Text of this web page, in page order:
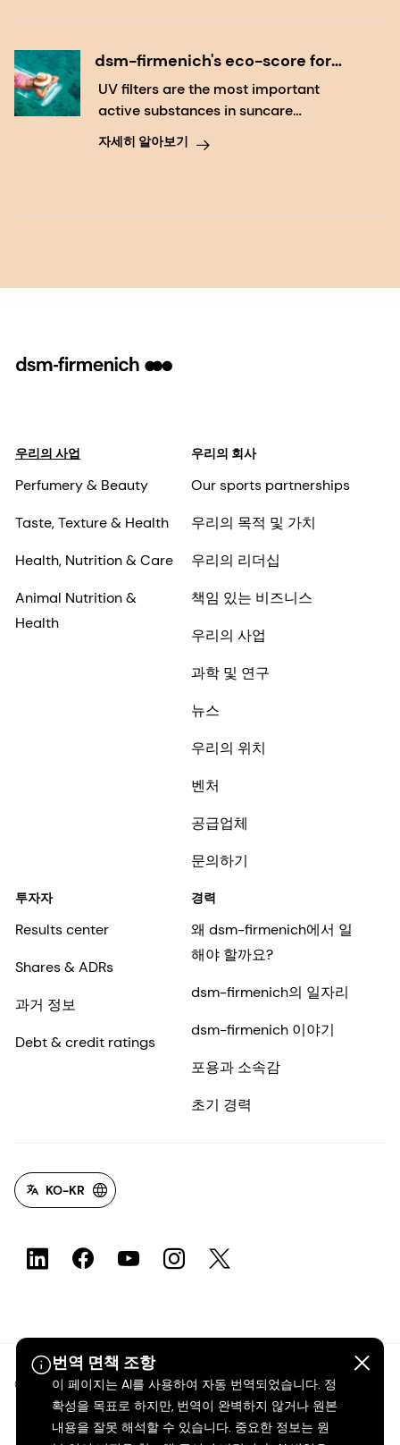
dsm-firmenich's eco-score for
consumer awareness of
environmentally friendly
UV filters are the most important
active substances in suncare
products – protecting users against
the harmful impacts of UV radiation
자세히 알아보기
번역 면책 조항
이 페이지는 AI를 사용하여 자동 번역되었습니다. 정
확성을 목표로 하지만, 번역이 완벽하지 않거나 원본
내용을 잘못 해석할 수 있습니다. 중요한 정보는 원
우리의 사업
Perfumery & Beauty
Taste, Texture & Health
Health, Nutrition & Care
Animal Nutrition &
Health
우리의 회사
Our sports partnerships
우리의 목적 및 가치
우리의 리더십
책임 있는 비즈니스
우리의 사업
과학 및 연구
뉴스
우리의 위치
벤처
공급업체
문의하기
투자자
Results center
Shares & ADRs
과거 정보
Debt & credit ratings
경력
왜 dsm-firmenich에서 일
해야 할까요?
dsm-firmenich의 일자리
dsm-firmenich 이야기
포용과 소속감
초기 경력
KO-KR
©2026 dsm-firmenich. 모든 권리 보유.
개인정보 보호 고지